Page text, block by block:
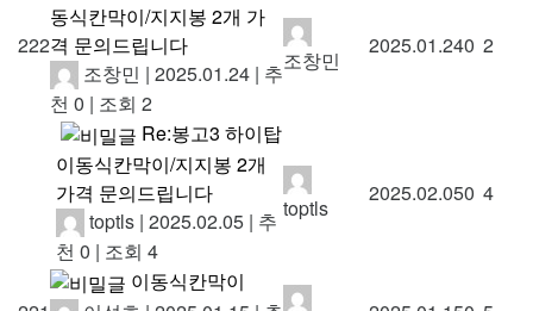
222
동식칸막이/지지봉 2개 가
격 문의드립니다
조창민 | 2025.01.24 | 추
천 0 | 조회 2
조창민
2025.01.240 2
Re:봉고3 하이탑
이동식칸막이/지지봉 2개
가격 문의드립니다
toptls | 2025.02.05 | 추
천 0 | 조회 4
toptls
2025.02.050 4
이동식칸막이